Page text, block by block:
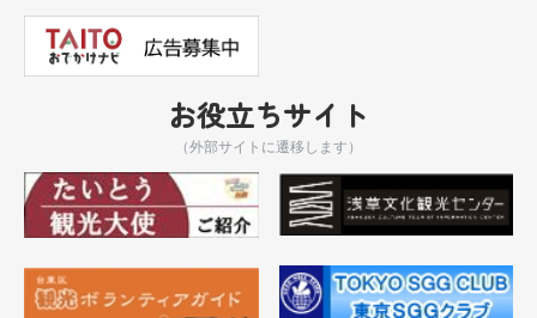
お役立ちサイト
（外部サイトに遷移します）